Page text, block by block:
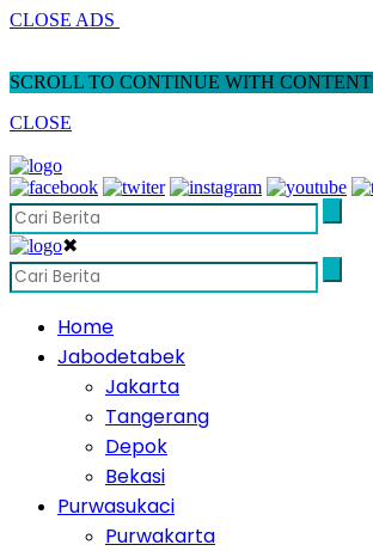
CLOSE ADS
SCROLL TO CONTINUE WITH CONTENT
CLOSE
✖
Home
Jabodetabek
Jakarta
Tangerang
Depok
Bekasi
Purwasukaci
Purwakarta